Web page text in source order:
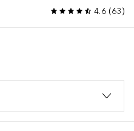
4.6(63)